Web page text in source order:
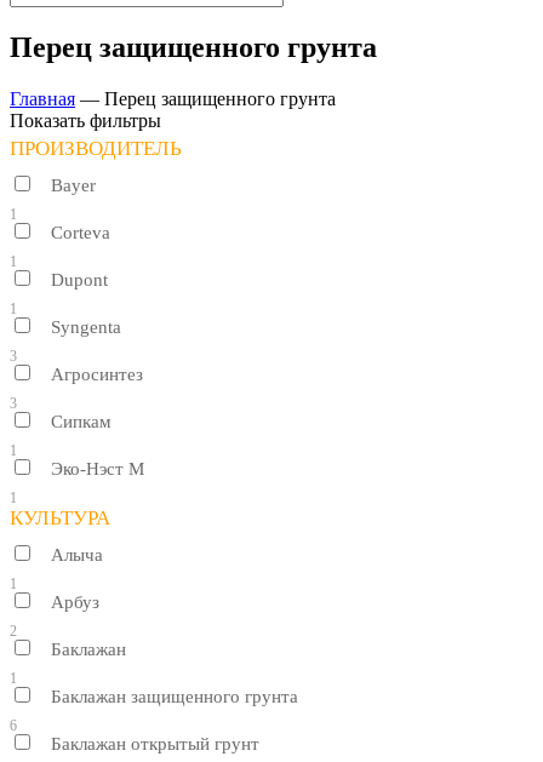
Перец защищенного грунта
Главная — Перец защищенного грунта
Показать фильтры
ПРОИЗВОДИТЕЛЬ
Bayer
1
Corteva
1
Dupont
1
Syngenta
3
Агросинтез
3
Сипкам
1
Эко-Нэст М
1
КУЛЬТУРА
Алыча
1
Арбуз
2
Баклажан
1
Баклажан защищенного грунта
6
Баклажан открытый грунт